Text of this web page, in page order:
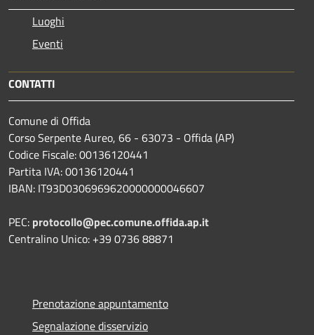
Luoghi
Eventi
CONTATTI
Comune di Offida
Corso Serpente Aureo, 66 - 63073 - Offida (AP)
Codice Fiscale: 00136120441
Partita IVA: 00136120441
IBAN: IT93D0306969620000000046607
PEC: protocollo@pec.comune.offida.ap.it
Centralino Unico: +39 0736 88871
Prenotazione appuntamento
Segnalazione disservizio